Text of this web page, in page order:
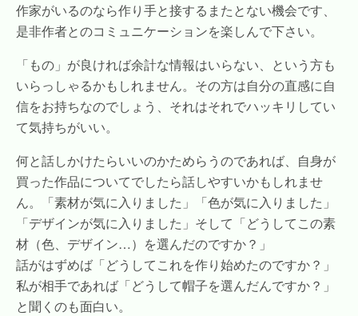
作家がいるのなら作り手と接するまたとない機会です、
是非作者とのコミュニケーションを楽しんで下さい。
「もの」が良ければ余計な情報はいらない、という方も
いらっしゃるかもしれません。その方は自分の直感に自
信をお持ちなのでしょう、それはそれでハッキリしてい
て気持ちがいい。
何と話しかけたらいいのかためらうのであれば、自身が
買った作品についてでしたら話しやすいかもしれませ
ん。「素材が気に入りました」「色が気に入りました」
「デザインが気に入りました」そして「どうしてこの素
材（色、デザイン…）を選んだのですか？」
話がはずめば「どうしてこれを作り始めたのですか？」
私が相手であれば「どうして帽子を選んだんですか？」
と聞くのも面白い。